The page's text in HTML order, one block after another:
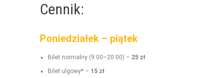
Cennik:
Poniedziałek – piątek
Bilet nor­mal­ny (9:00–20:00) – 25 zł
Bilet ulgo­wy* – 15 zł